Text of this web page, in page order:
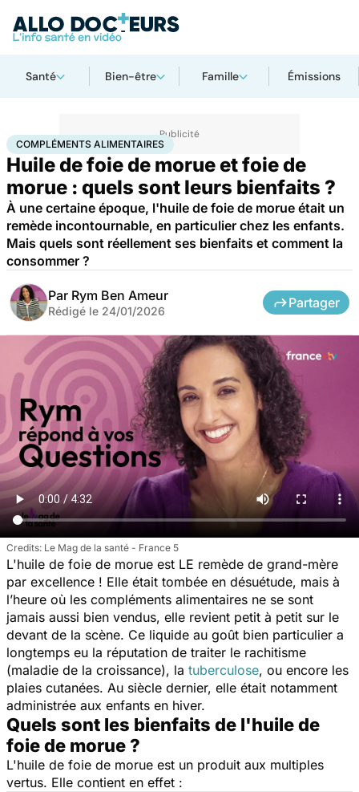
Santé Bien-être Famille Émissions
AccueilBien-êtreNutritionCompléments alimentaires
COMPLÉMENTS ALIMENTAIRES
Huile de foie de morue et foie de
morue : quels sont leurs bienfaits ?
À une certaine époque, l'huile de foie de morue était un
remède incontournable, en particulier chez les enfants.
Mais quels sont réellement ses bienfaits et comment la
consommer ?
Par Rym Ben Ameur
Rédigé le 24/01/2026
Partager
Le Mag de la santé - France 5
L'huile de foie de morue est LE remède de grand-mère
par excellence ! Elle était tombée en désuétude, mais à
l’heure où les compléments alimentaires ne se sont
jamais aussi bien vendus, elle revient petit à petit sur le
devant de la scène. Ce liquide au goût bien particulier a
longtemps eu la réputation de traiter le rachitisme
(maladie de la croissance), la tuberculose, ou encore les
plaies cutanées. Au siècle dernier, elle était notamment
administrée aux enfants en hiver.
Quels sont les bienfaits de l'huile de
foie de morue ?
L'huile de foie de morue est un produit aux multiples
vertus. Elle contient en effet :